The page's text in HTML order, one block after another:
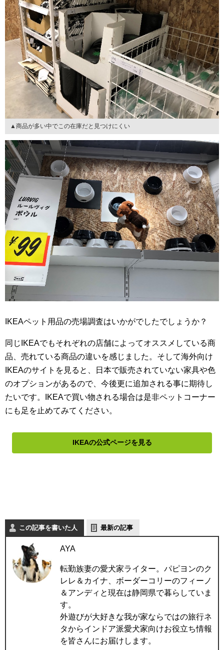
▲商品が多い中でこの在庫だと見つけにくい
IKEAペット用品の売場調査はいかがでしたでしょうか？
同じIKEAでもそれぞれの店舗によってオススメしている商
品、売れている商品の違いを感じました。そして海外向け
IKEAのサイトを見ると、日本で販売されていない家具や色
のオプションがあるので、今後更に追加される事に期待し
たいです。IKEAで買い物される場合は是非ペットコーナー
にも足を止めてみてください。
IKEAの公式ページを見る
この記事を書いた人 最新の記事
AYA
転勤族妻の愛犬家ライター。パピヨンのク
レレ＆カイナ、ボーダーコリーのフィーノ
＆アンディと現在は静岡県で暮らしていま
す。
外遊びが大好きな我が家ならではの旅行ネ
タからインドア派愛犬家向けお役立ち情報
を皆さんにお届けします。